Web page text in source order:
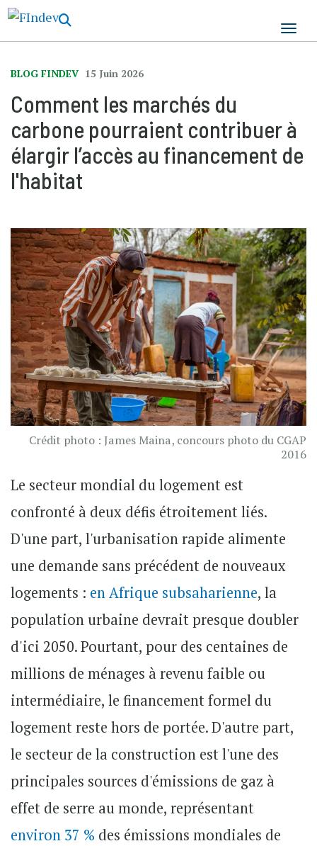
BLOG FINDEV 15 Juin 2026
Comment les marchés du
carbone pourraient contribuer à
élargir l’accès au financement de
l'habitat
Crédit photo : James Maina, concours photo du CGAP
2016
Le secteur mondial du logement est
confronté à deux défis étroitement liés.
D'une part, l'urbanisation rapide alimente
une demande sans précédent de nouveaux
logements : en Afrique subsaharienne, la
population urbaine devrait presque doubler
d'ici 2050. Pourtant, pour des centaines de
millions de ménages à revenu faible ou
intermédiaire, le financement formel du
logement reste hors de portée. D'autre part,
le secteur de la construction est l'une des
principales sources d'émissions de gaz à
effet de serre au monde, représentant
environ 37 % des émissions mondiales de